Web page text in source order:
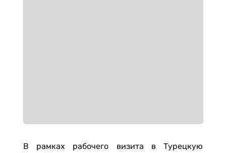
В рамках рабочего визита в Турецкую